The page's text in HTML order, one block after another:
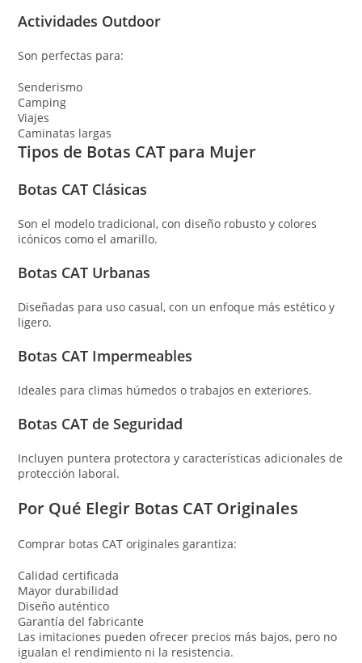
Actividades Outdoor
Son perfectas para:
Senderismo
Camping
Viajes
Caminatas largas
Tipos de Botas CAT para Mujer
Botas CAT Clásicas
Son el modelo tradicional, con diseño robusto y colores
icónicos como el amarillo.
Botas CAT Urbanas
Diseñadas para uso casual, con un enfoque más estético y
ligero.
Botas CAT Impermeables
Ideales para climas húmedos o trabajos en exteriores.
Botas CAT de Seguridad
Incluyen puntera protectora y características adicionales de
protección laboral.
Por Qué Elegir Botas CAT Originales
Comprar botas CAT originales garantiza:
Calidad certificada
Mayor durabilidad
Diseño auténtico
Garantía del fabricante
Las imitaciones pueden ofrecer precios más bajos, pero no
igualan el rendimiento ni la resistencia.